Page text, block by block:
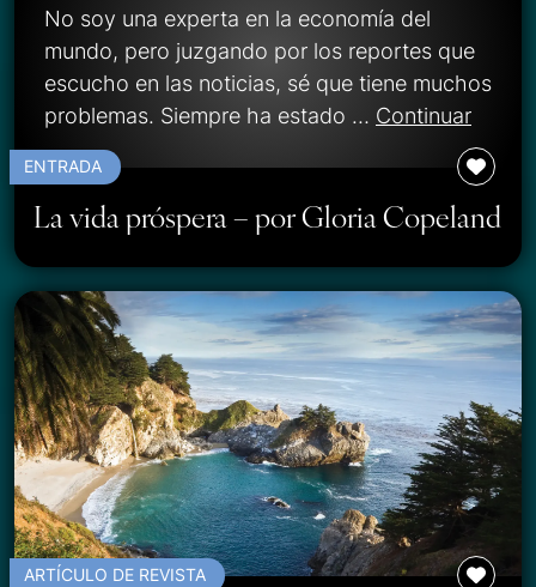
No soy una experta en la economía del
mundo, pero juzgando por los reportes que
escucho en las noticias, sé que tiene muchos
problemas. Siempre ha estado … Continuar
ENTRADA
La vida próspera – por Gloria Copeland
ARTÍCULO DE REVISTA